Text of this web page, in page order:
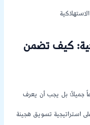
كيف تضمن
جميلاً؛ بل يجب أن يعرف
استراتيجية تسويق هجينة